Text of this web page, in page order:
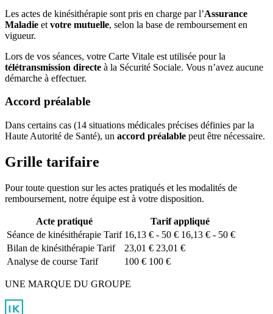
Les actes de kinésithérapie sont pris en charge par l’Assurance
Maladie et votre mutuelle, selon la base de remboursement en
vigueur.
Lors de vos séances, votre Carte Vitale est utilisée pour la
télétransmission directe à la Sécurité Sociale. Vous n’avez aucune
démarche à effectuer.
Accord préalable
Dans certains cas (14 situations médicales précises définies par la
Haute Autorité de Santé), un accord préalable peut être nécessaire.
Grille tarifaire
Pour toute question sur les actes pratiqués et les modalités de
remboursement, notre équipe est à votre disposition.
Acte pratiqué
Tarif appliqué
Séance de kinésithérapie Tarif 16,13 € - 50 € 16,13 € - 50 €
Bilan de kinésithérapie Tarif 23,01 € 23,01 €
Analyse de course Tarif 100 € 100 €
UNE MARQUE DU GROUPE